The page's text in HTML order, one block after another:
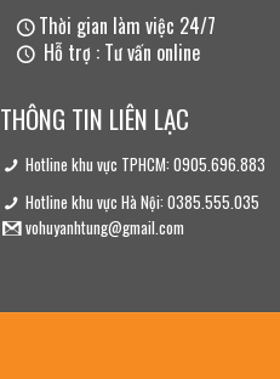
Thời gian làm việc 24/7
Hỗ trợ : Tư vấn online
THÔNG TIN LIÊN LẠC
Hotline khu vực TPHCM: 0905.696.883
Hotline khu vực Hà Nội: 0385.555.035
vohuyanhtung@gmail.com